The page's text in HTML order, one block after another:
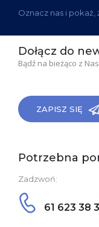
Oznacz nas i pokaż,
Dołącz do
Bądź na bieżąco z
ZAPISZ SIĘ
Potrzebna
Zadzwoń:
61 623 38